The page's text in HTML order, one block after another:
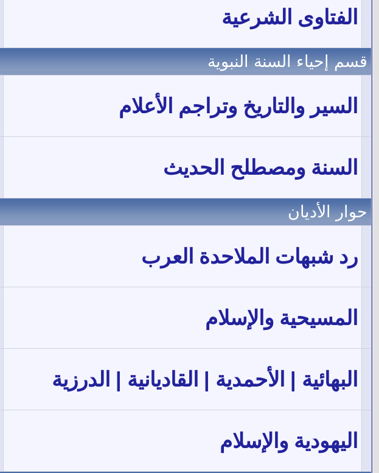
الفتاوى الشرعية
قسم إحياء السنة النبوية
السير والتاريخ وتراجم الأعلام
السنة ومصطلح الحديث
حوار الأديان
رد شبهات الملاحدة العرب
المسيحية والإسلام
البهائية | الأحمدية | القاديانية | الدرزية
اليهودية والإسلام